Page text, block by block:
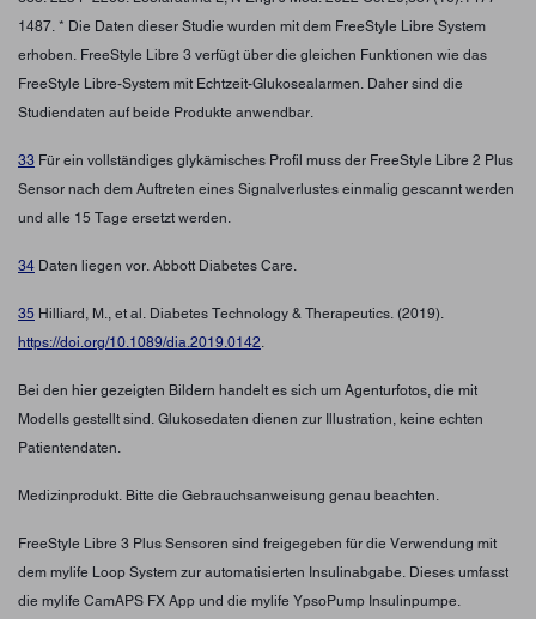
1487. * Die Daten dieser Studie wurden mit dem FreeStyle Libre System
erhoben. FreeStyle Libre 3 verfügt über die gleichen Funktionen wie das
FreeStyle Libre-System mit Echtzeit-Glukosealarmen. Daher sind die
Studiendaten auf beide Produkte anwendbar.
33 Für ein vollständiges glykämisches Profil muss der FreeStyle Libre 2 Plus
Sensor nach dem Auftreten eines Signalverlustes einmalig gescannt werden
und alle 15 Tage ersetzt werden.
34 Daten liegen vor. Abbott Diabetes Care.
35 Hilliard, M., et al. Diabetes Technology & Therapeutics. (2019).
https://doi.org/10.1089/dia.2019.0142.
Bei den hier gezeigten Bildern handelt es sich um Agenturfotos, die mit
Modells gestellt sind. Glukosedaten dienen zur Illustration, keine echten
Patientendaten.
Medizinprodukt. Bitte die Gebrauchsanweisung genau beachten.
FreeStyle Libre 3 Plus Sensoren sind freigegeben für die Verwendung mit
dem mylife Loop System zur automatisierten Insulinabgabe. Dieses umfasst
die mylife CamAPS FX App und die mylife YpsoPump Insulinpumpe.